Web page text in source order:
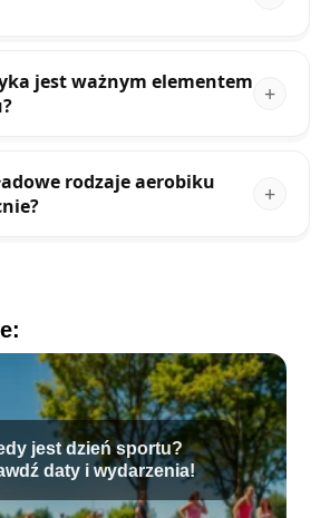
jest ważnym elementem
rodzaje aerobiku
jest dzień sportu?
daty i wydarzenia!